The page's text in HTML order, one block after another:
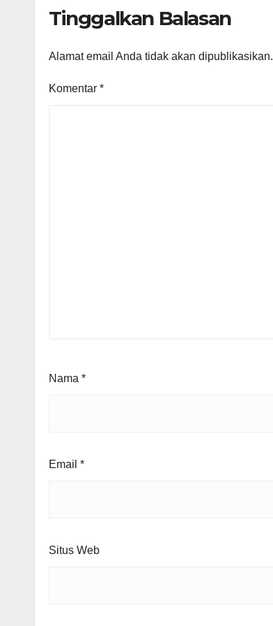
Tinggalkan Balasan
Alamat email Anda tidak akan dipublikasikan.
Komentar *
Nama *
Email *
Situs Web